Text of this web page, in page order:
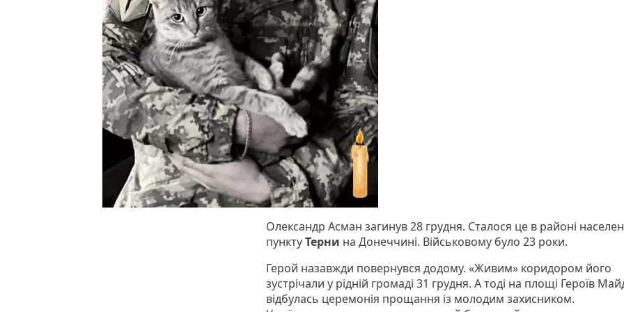
Олександр Асман загинув 28 грудня. Сталося це в районі
пунктуТерни на Донеччині. Військовому було 23 роки.
Герой назавжди повернувся додому. «Живим» коридором його
зустрічали у рідній громаді 31 грудня. А тоді на площі Героїв
відбулась церемонія прощання із молодим захисником.